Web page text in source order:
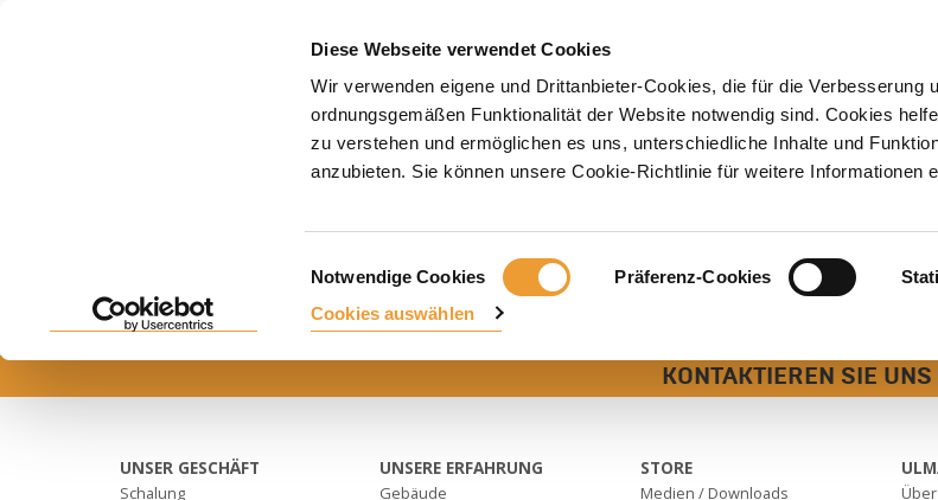
Diese Webseite verwendet Cookies
Wir verwenden eigene und Drittanbieter-Cookies, die für die Verbesserung
ordnungsgemäßen Funktionalität der Website notwendig sind. Cookies
zu verstehen und ermöglichen es uns, unterschiedliche Inhalte und
anzubieten. Sie können unsere Cookie-Richtlinie für weitere Informationen
Notwendige Cookies Präferenz-Cookies
Cookies auswählen
PRODUKTE
HOME FEATURES
KONTAKTIEREN SIE UNS
UNSER GESCHÄFT
Schalung
UNSERE ERFAHRUNG
Gebäude
STORE
Medien / Downloads